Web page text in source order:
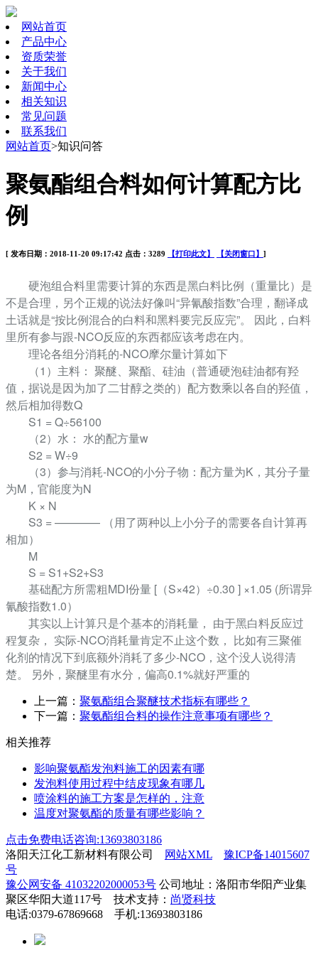
网站首页
产品中心
资质荣誉
关于我们
新闻中心
相关知识
常见问题
联系我们
网站首页>知识问答
聚氨酯组合料如何计算配方比
例
[ 发布日期：2018-11-20 09:17:42 点击：3289 【打印此文】 【关闭窗口】 ]
硬泡组合料里需要计算的东西是黑白料比例（重量比）是
不是合理，另个正规的说法好像叫“异氰酸指数”合理，翻译成
土话就是“按比例混合的白料和黑料要完反应完”。 因此，白料
里所有参与跟-NCO反应的东西都应该考虑在内。
理论各组分消耗的-NCO摩尔量计算如下
（1）主料： 聚醚、聚酯、硅油（普通硬泡硅油都有羟
值，据说是因为加了二甘醇之类的）配方数乘以各自的羟值，
然后相加得数Q
S1 = Q÷56100
（2）水： 水的配方量w
S2 = W÷9
（3）参与消耗-NCO的小分子物：配方量为K，其分子量
为M，官能度为N
K × N
S3 = ———— （用了两种以上小分子的需要各自计算再
相加）
M
S = S1+S2+S3
基础配方所需粗MDI份量 [（S×42）÷0.30 ] ×1.05 (所谓异
氰酸指数1.0）
其实以上计算只是个基本的消耗量， 由于黑白料反应过
程复杂， 实际-NCO消耗量肯定不止这个数， 比如有三聚催
化剂的情况下到底额外消耗了多少-NCO，这个没人说得清
楚。 另外，聚醚里有水分，偏高0.1%就好严重的
上一篇： 聚氨酯组合聚醚技术指标有哪些？
下一篇： 聚氨酯组合料的操作注意事项有哪些？
相关推荐
影响聚氨酯发泡料施工的因素有哪
发泡料使用过程中结皮现象有哪几
喷涂料的施工方案是怎样的，注意
温度对聚氨酯的质量有哪些影响？
点击免费电话咨询:13693803186
洛阳天江化工新材料有限公司
网站XML
豫ICP备14015607
号
豫公网安备 41032202000053号 公司地址：洛阳市华阳产业集
聚区华阳大道117号 技术支持： 尚贤科技
电话:0379-67869668 手机:13693803186